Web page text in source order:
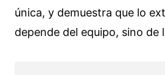
única, y demuestra que lo
depende del equipo, sino de